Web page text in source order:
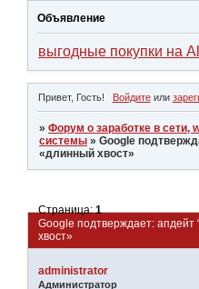
Объявление
выгодные покупки на
Привет, Гость! Войдитеили
»Форум о заработке в сети,
системы »Google
«длинный хвост»
Google подтверждает: апдейт
хвост»
Страница:1
administrator
Администратор